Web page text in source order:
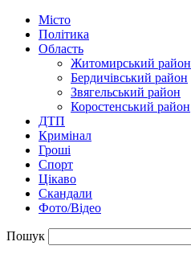
Місто
Політика
Область
Житомирський район
Бердичівський район
Звягельський район
Коростенський район
ДТП
Кримінал
Гроші
Спорт
Цікаво
Скандали
Фото/Відео
Пошук